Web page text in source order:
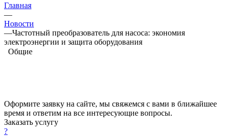
Главная
—
Новости
—Частотный преобразователь для насоса: экономия
электроэнергии и защита оборудования
Общие
Оформите заявку на сайте, мы свяжемся с вами в ближайшее
время и ответим на все интересующие вопросы.
Заказать услугу
?